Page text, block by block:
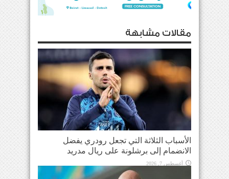
مقالات مشابهة
الأسباب الثلاثة التي تجعل رودري يفضل
الانضمام إلى برشلونة على ريال مدريد
أغسطس 7, 2026